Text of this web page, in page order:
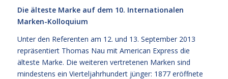
Die älteste Marke auf dem 10. Internationalen
Marken-Kolloquium
Unter den Referenten am 12. und 13. September 2013
repräsentiert Thomas Nau mit American Express die
älteste Marke. Die weiteren vertretenen Marken sind
mindestens ein Vierteljahrhundert jünger: 1877 eröffnete